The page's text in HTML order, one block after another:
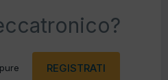
REGISTRATI